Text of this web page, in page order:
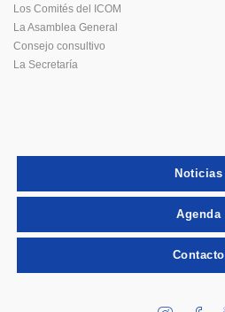
Los Comités del ICOM
La Asamblea General
Consejo consultivo
La Secretaría
Noticias
Agenda
Contacto